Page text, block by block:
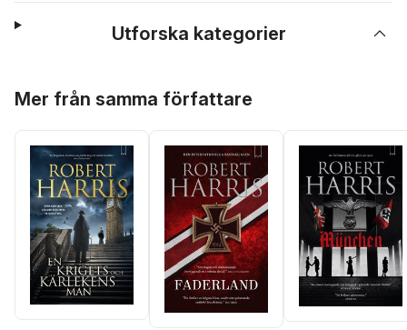
Utforska kategorier
Mer från samma författare